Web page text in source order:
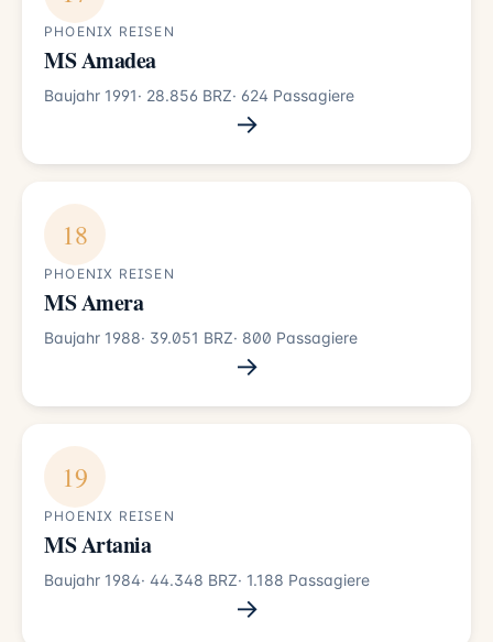
PHOENIX REISEN
MS Amadea
Baujahr 1991· 28.856 BRZ· 624 Passagiere
→
18
PHOENIX REISEN
MS Amera
Baujahr 1988· 39.051 BRZ· 800 Passagiere
→
19
PHOENIX REISEN
MS Artania
Baujahr 1984· 44.348 BRZ· 1.188 Passagiere
→